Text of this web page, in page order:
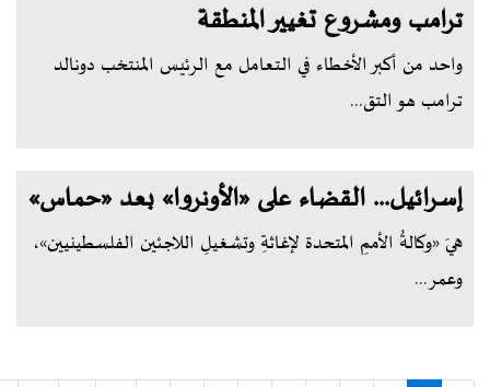
ترامب ومشروع تغيير المنطقة
واحد من أكبر الأخطاء في التعامل مع الرئيس المنتخب دونالد
ترامب هو التق...
إسرائيل... القضاء على «الأونروا» بعد «حماس»
هيَ «وكالةُ الأممِ المتحدة لإغاثةِ وتشغيلِ اللاجئين الفلسطينيين»،
وعمر...